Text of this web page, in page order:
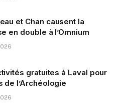
et Chan causent la
en double à l’Omnium
gratuites à Laval pour
de l’Archéologie